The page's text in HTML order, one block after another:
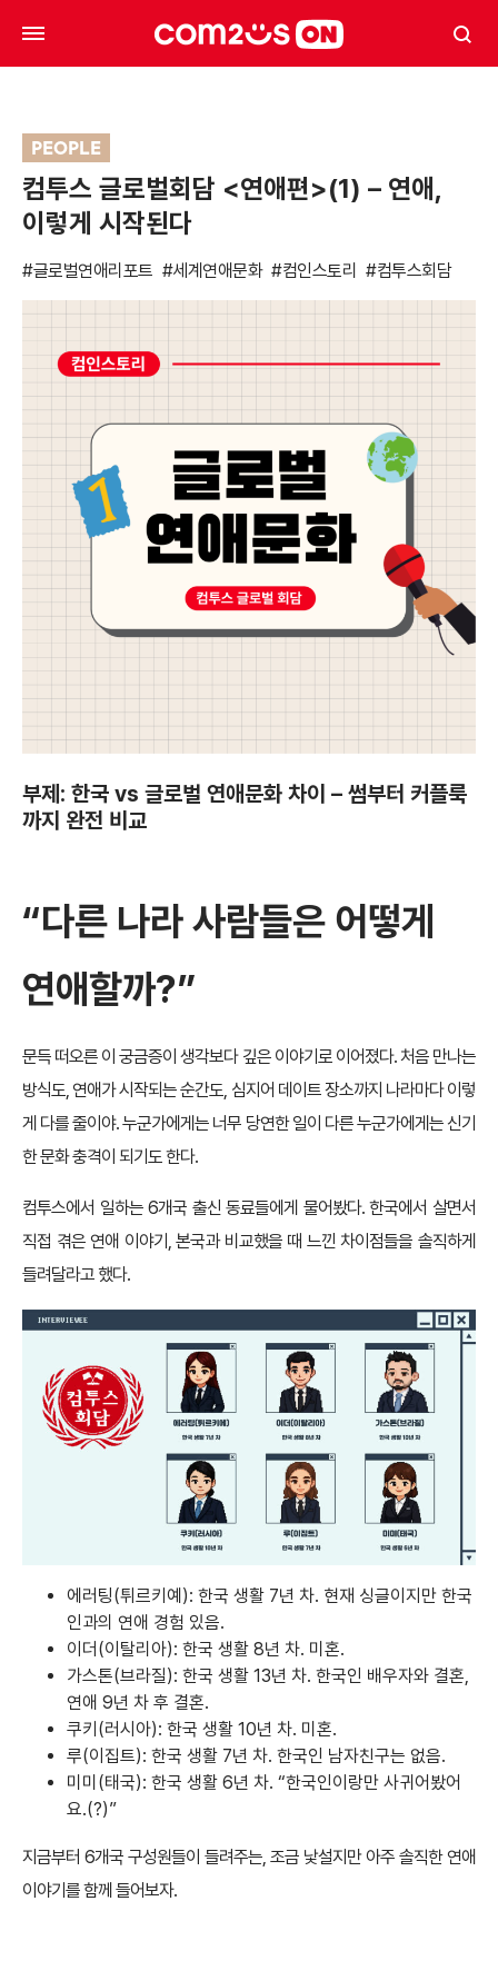
PEOPLE
컴투스 글로벌회담 <연애편>(1) – 연애,
이렇게 시작된다
#글로벌연애리포트 #세계연애문화 #컴인스토리 #컴투스회담
부제: 한국 vs 글로벌 연애문화 차이 – 썸부터 커플룩
까지 완전 비교
“다른 나라 사람들은 어떻게
연애할까?”
문득 떠오른 이 궁금증이 생각보다 깊은 이야기로 이어졌다. 처음 만나는
방식도, 연애가 시작되는 순간도, 심지어 데이트 장소까지 나라마다 이렇
게 다를 줄이야. 누군가에게는 너무 당연한 일이 다른 누군가에게는 신기
한 문화 충격이 되기도 한다.
컴투스에서 일하는 6개국 출신 동료들에게 물어봤다. 한국에서 살면서
직접 겪은 연애 이야기, 본국과 비교했을 때 느낀 차이점들을 솔직하게
들려달라고 했다.
에러팅(튀르키예): 한국 생활 7년 차. 현재 싱글이지만 한국
인과의 연애 경험 있음.
이더(이탈리아): 한국 생활 8년 차. 미혼.
가스톤(브라질): 한국 생활 13년 차. 한국인 배우자와 결혼,
연애 9년 차 후 결혼.
쿠키(러시아): 한국 생활 10년 차. 미혼.
루(이집트): 한국 생활 7년 차. 한국인 남자친구는 없음.
미미(태국): 한국 생활 6년 차. “한국인이랑만 사귀어봤어
요.(?)”
지금부터 6개국 구성원들이 들려주는, 조금 낯설지만 아주 솔직한 연애
이야기를 함께 들어보자.